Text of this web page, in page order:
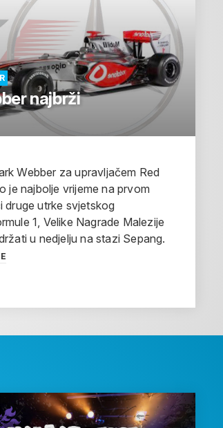
najbrži
Webber za upravljačem Red
je najbolje vrijeme na prvom
druge utrke svjetskog
1, Velike Nagrade Malezije
u nedjelju na stazi Sepang.